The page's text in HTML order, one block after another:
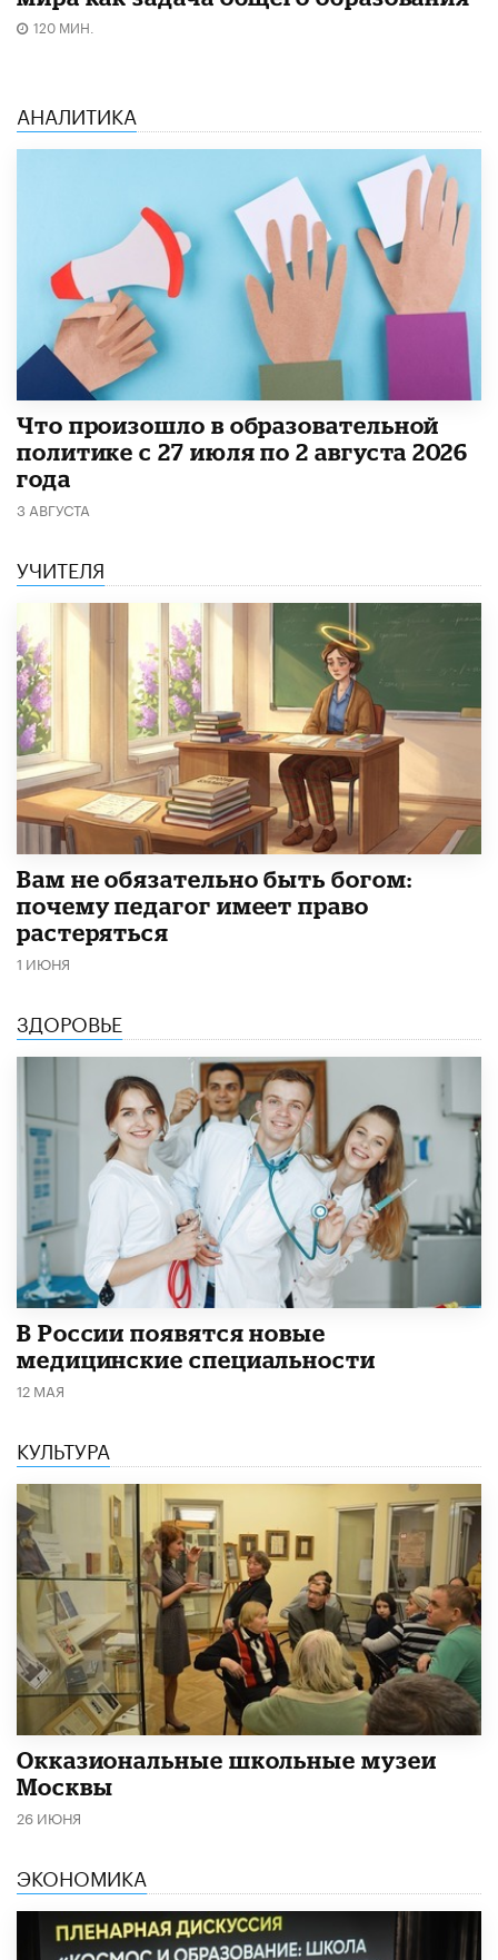
120 МИН.
АНАЛИТИКА
​Что произошло в образовательной
политике с 27 июля по 2 августа 2026
года
3 АВГУСТА
УЧИТЕЛЯ
​Вам не обязательно быть богом:
почему педагог имеет право
растеряться
1 ИЮНЯ
ЗДОРОВЬЕ
В России появятся новые
медицинские специальности
12 МАЯ
КУЛЬТУРА
​Окказиональные школьные музеи
Москвы
26 ИЮНЯ
ЭКОНОМИКА